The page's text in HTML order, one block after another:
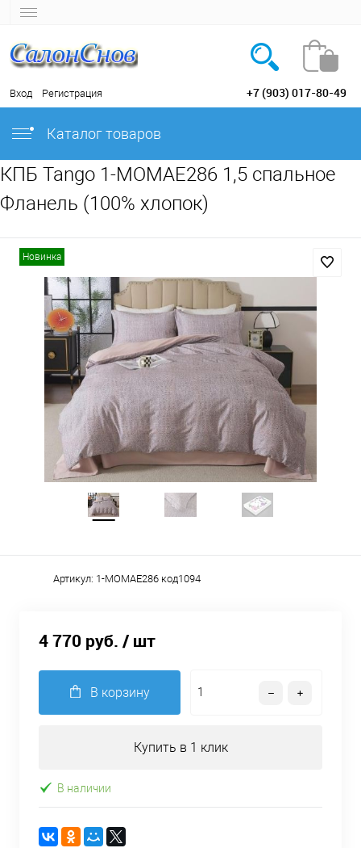
Вход Регистрация +7 (903) 017-80-49
Каталог товаров
КПБ Tango 1-MOMAE286 1,5 спальное
Фланель (100% хлопок)
Новинка
Артикул: 1-MOMAE286 код1094
4 770 руб. / шт
В корзину
Купить в 1 клик
В наличии